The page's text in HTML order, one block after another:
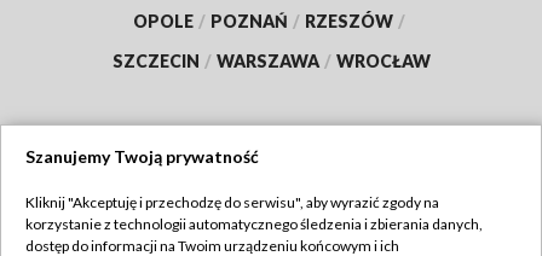
OPOLE / POZNAŃ / RZESZÓW /
SZCZECIN / WARSZAWA / WROCŁAW
TVP
Szanujemy Twoją prywatność
Kliknij "Akceptuję i przechodzę do serwisu", aby wyrazić zgody na
korzystanie z technologii automatycznego śledzenia i zbierania danych,
dostęp do informacji na Twoim urządzeniu końcowym i ich